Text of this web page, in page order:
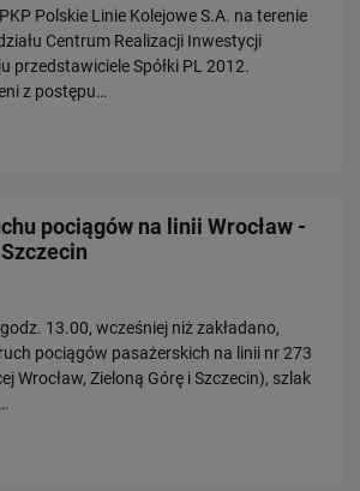
Polskie Linie Kolejowe S.A. na terenie
Centrum Realizacji Inwestycji
przedstawiciele Spółki PL 2012.
z postępu…
pociągów na linii Wrocław -
13.00, wcześniej niż zakładano,
pociągów pasażerskich na linii nr 273
Wrocław, Zieloną Górę i Szczecin), szlak